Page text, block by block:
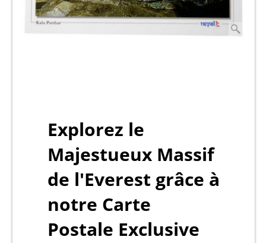
Explorez le
Majestueux Massif
de l'Everest grâce à
notre Carte
Postale Exclusive